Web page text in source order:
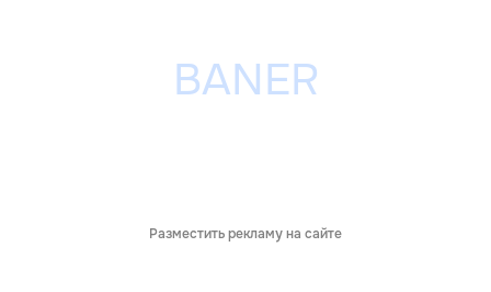
Разместить рекламу на сайте